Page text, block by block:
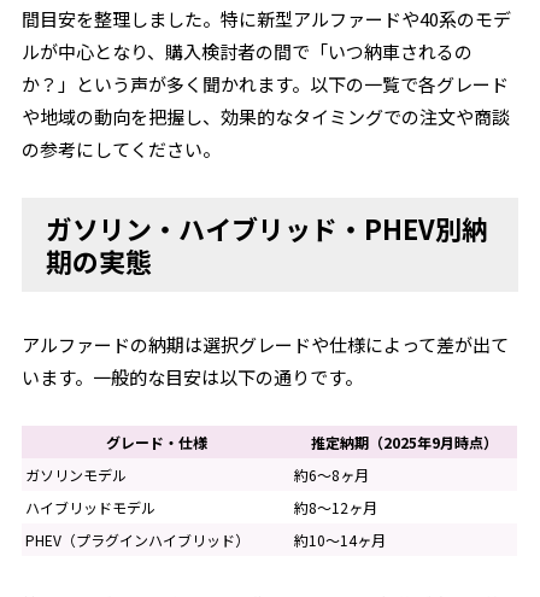
間目安を整理しました。特に新型アルファードや40系のモデ
ルが中心となり、購入検討者の間で「いつ納車されるの
か？」という声が多く聞かれます。以下の一覧で各グレード
や地域の動向を把握し、効果的なタイミングでの注文や商談
の参考にしてください。
ガソリン・ハイブリッド・PHEV別納
期の実態
アルファードの納期は選択グレードや仕様によって差が出て
います。一般的な目安は以下の通りです。
グレード・仕様
推定納期（2025年9月時点）
ガソリンモデル
約6～8ヶ月
ハイブリッドモデル
約8～12ヶ月
PHEV（プラグインハイブリッド）
約10～14ヶ月